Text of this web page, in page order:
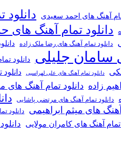
آهنگ های احمد سعیدی
دانلود تمام آهنگ های
دانلود تمام آهنگ های رضا ملک زاده
سامان جلیلی دانلود
دانلود تمام آهنگ های علی لهراسبی
زاده دانلود تمام آهنگ
دانلود تمام آهنگ های مرتضی پاشایی
آهنگ های میثم ابراهیمی دانلود
تمام آهنگ های کامران مولایی